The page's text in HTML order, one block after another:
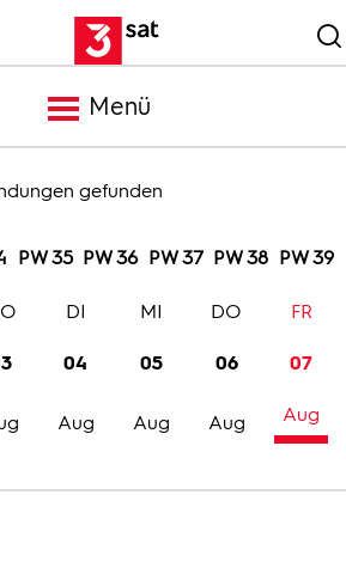
Menü
Meldungen
Programm
Trailer
Bilder
gefunden
PW 35 PW 36 PW 37 PW 38 PW 39
04
Aug
DI
05
Aug
MI
06
Aug
DO
07
Aug
FR